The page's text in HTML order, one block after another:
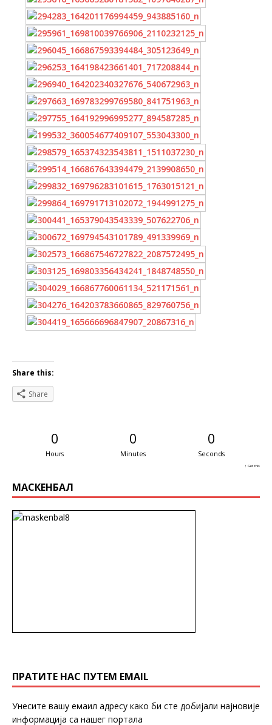
Share this:
Share
0
Hours
0
Minutes
0
Seconds
↑ Get this
МАСКЕНБАЛ
ПРАТИТЕ НАС ПУТЕМ EMAIL
Унесите вашу емаил адресу како би сте добијали најновије
информација са нашег портала